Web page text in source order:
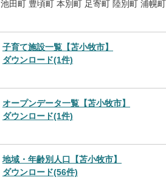
池田町 豊頃町 本別町 足寄町 陸別町 浦幌町
子育て施設一覧【苫小牧市】
ダウンロード(1件)
オープンデータ一覧【苫小牧市】
ダウンロード(1件)
地域・年齢別人口【苫小牧市】
ダウンロード(56件)